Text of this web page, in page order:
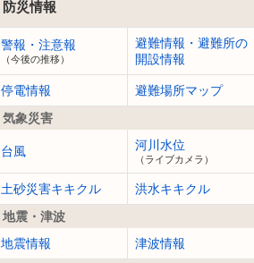
防災情報
警報・注意報
（今後の推移）
避難情報・避難所の
開設情報
停電情報
避難場所マップ
気象災害
台風 河川水位
（ライブカメラ）
土砂災害キキクル
洪水キキクル
地震・津波
地震情報
津波情報